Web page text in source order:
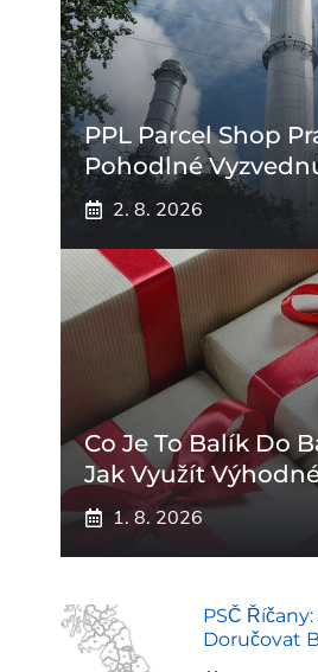
PPL Parcel Shop
Pohodlné
2. 8. 2026
Co Je To Balík Do
Jak Využít
1. 8. 2026
PSČ
Doručovat